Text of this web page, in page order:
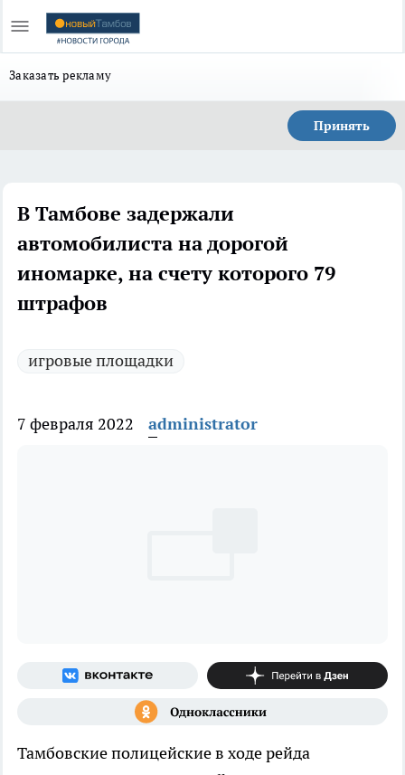
Заказать рекламу
Принять
В Тамбове задержали
автомобилиста на дорогой
иномарке, на счету которого 79
штрафов
игровые площадки
7 февраля 2022 administrator
Тамбовские полицейские в ходе рейда